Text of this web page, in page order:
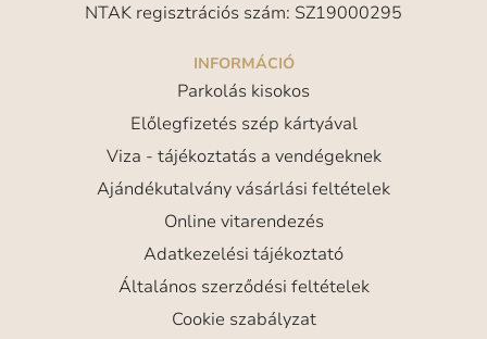
NTAK regisztrációs szám: SZ19000295
INFORMÁCIÓ
Parkolás kisokos
Előlegfizetés szép kártyával
Viza - tájékoztatás a vendégeknek
Ajándékutalvány vásárlási feltételek
Online vitarendezés
Adatkezelési tájékoztató
Általános szerződési feltételek
Cookie szabályzat